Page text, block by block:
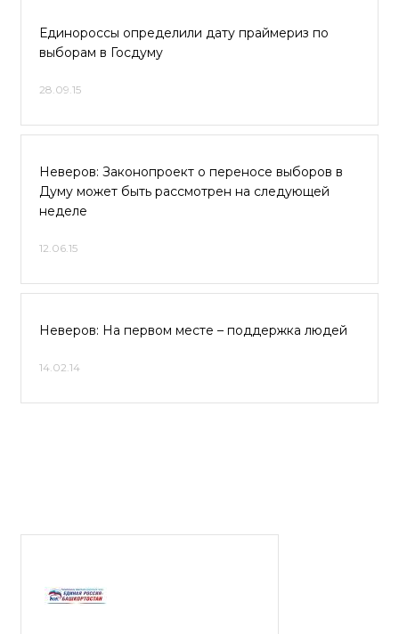
Единороссы определили дату праймериз по
выборам в Госдуму
28.09.15
Неверов: Законопроект о переносе выборов в
Думу может быть рассмотрен на следующей
неделе
12.06.15
Неверов: На первом месте – поддержка людей
14.02.14